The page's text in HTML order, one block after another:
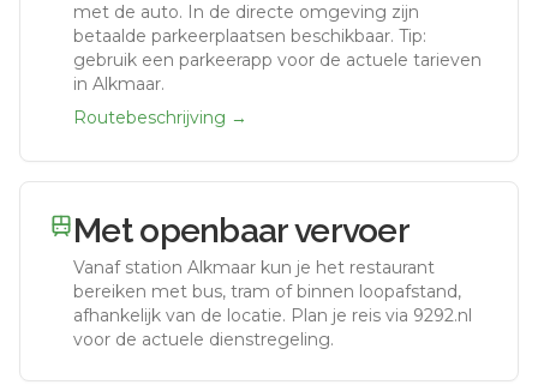
met de auto. In de directe omgeving zijn
betaalde parkeerplaatsen beschikbaar. Tip:
gebruik een parkeerapp voor de actuele tarieven
in Alkmaar.
Routebeschrijving →
Met openbaar vervoer
Vanaf station Alkmaar kun je het restaurant
bereiken met bus, tram of binnen loopafstand,
afhankelijk van de locatie. Plan je reis via 9292.nl
voor de actuele dienstregeling.